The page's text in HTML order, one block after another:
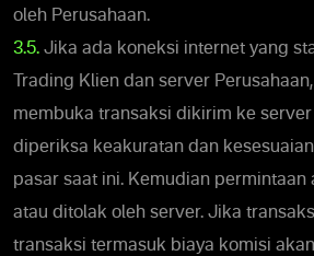
oleh Perusahaan.
3.5. Jika ada koneksi internet yang
Trading Klien dan server
membuka transaksi dikirim ke server
diperiksa keakuratan dan
pasar saat ini. Kemudian permintaan
atau ditolak oleh server. Jika
transaksi termasuk biaya komisi